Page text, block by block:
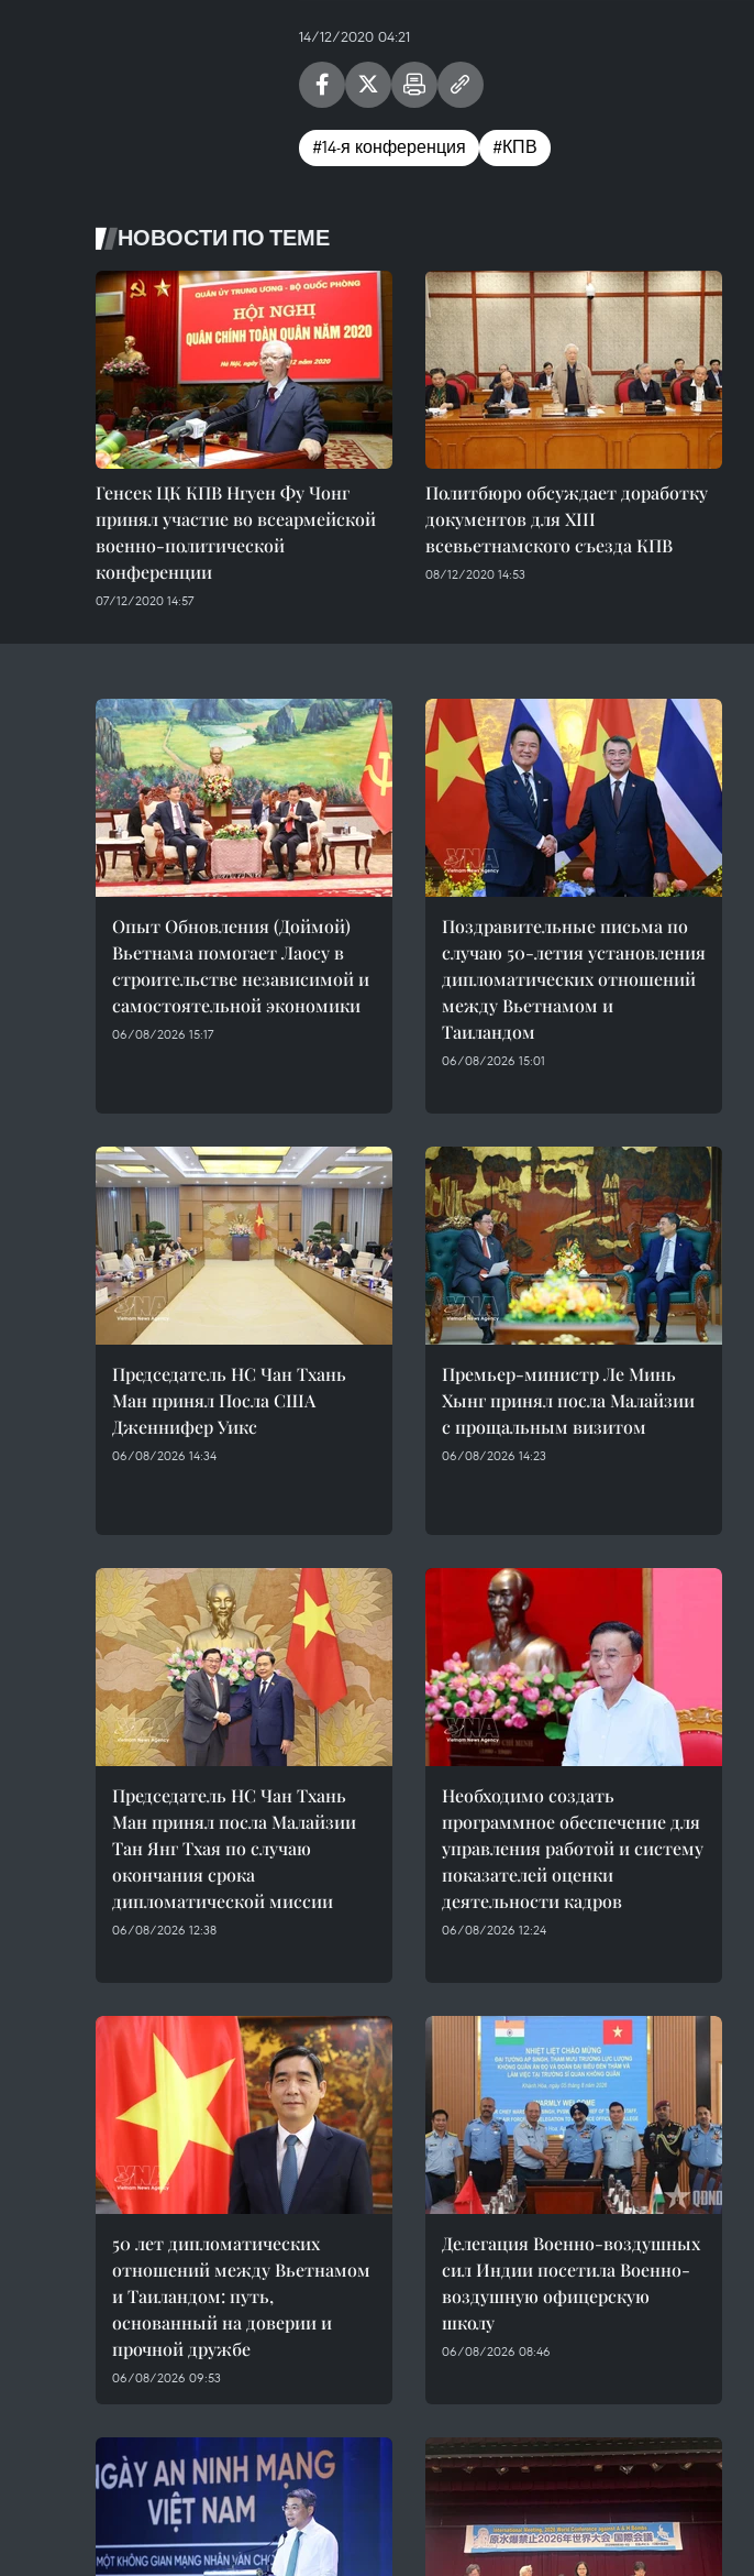
14/12/2020 04:21
#14-я конференция #КПВ
НОВОСТИ ПО ТЕМЕ
Генсек ЦК КПВ Нгуен Фу Чонг
принял участие во всеармейской
военно-политической
конференции
07/12/2020 14:57
Политбюро обсуждает доработку
документов для ХIII
всевьетнамского съезда КПВ
08/12/2020 14:53
Опыт Обновления (Доймой)
Вьетнама помогает Лаосу в
строительстве независимой и
самостоятельной экономики
06/08/2026 15:17
Поздравительные письма по
случаю 50-летия установления
дипломатических отношений
между Вьетнамом и
Таиландом
06/08/2026 15:01
Председатель НС Чан Тхань
Ман принял Посла США
Дженнифер Уикс
06/08/2026 14:34
Премьер-министр Ле Минь
Хынг принял посла Малайзии
с прощальным визитом
06/08/2026 14:23
Председатель НС Чан Тхань
Ман принял посла Малайзии
Тан Янг Тхая по случаю
окончания срока
дипломатической миссии
06/08/2026 12:38
Необходимо создать
программное обеспечение для
управления работой и систему
показателей оценки
деятельности кадров
06/08/2026 12:24
50 лет дипломатических
отношений между Вьетнамом
и Таиландом: путь,
основанный на доверии и
прочной дружбе
06/08/2026 09:53
Делегация Военно-воздушных
сил Индии посетила Военно-
воздушную офицерскую
школу
06/08/2026 08:46